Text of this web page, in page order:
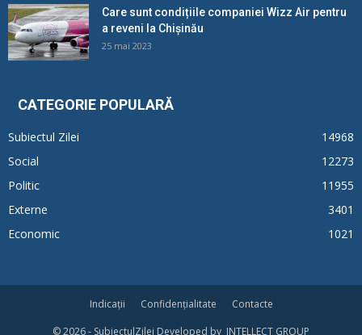
Care sunt condițiile companiei Wizz Air pentru
a reveni la Chișinău
25 mai 2023
CATEGORIE POPULARĂ
Subiectul Zilei
14968
Social
12273
Politic
11955
Externe
3401
Economic
1021
Indicații Confidențialitate
Contacte
© 2026 - SubiectulZilei Developed by INTELLECT GROUP